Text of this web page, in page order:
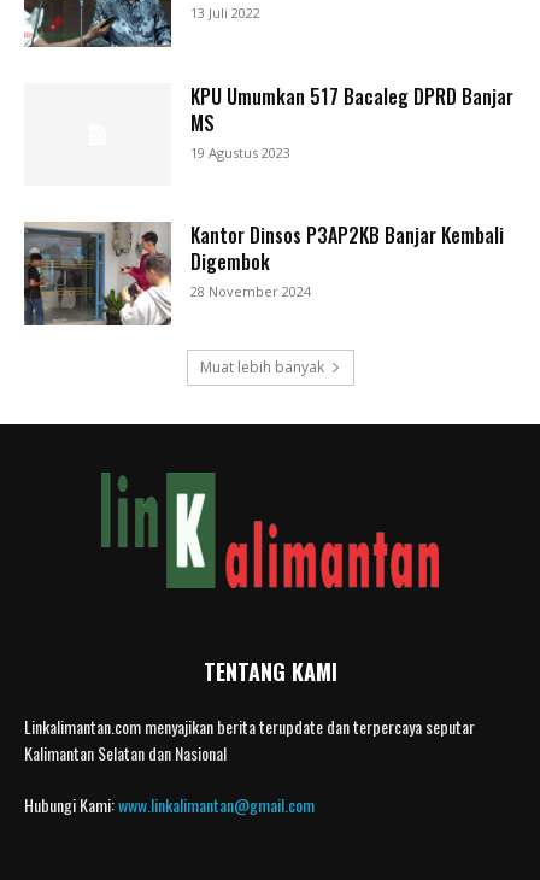
13 Juli 2022
KPU Umumkan 517 Bacaleg DPRD Banjar
MS
19 Agustus 2023
Kantor Dinsos P3AP2KB Banjar Kembali
Digembok
28 November 2024
Muat lebih banyak
TENTANG KAMI
Linkalimantan.com menyajikan berita terupdate dan terpercaya seputar
Kalimantan Selatan dan Nasional
Hubungi Kami:www.linkalimantan@gmail.com